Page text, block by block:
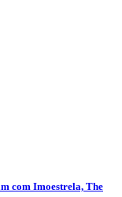
com Imoestrela, The